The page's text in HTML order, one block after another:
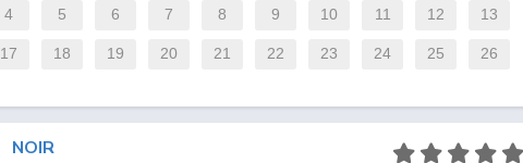
4 5 6 7 8 9 10 11 12 13
17 18 19 20 21 22 23 24 25 26
NOIR